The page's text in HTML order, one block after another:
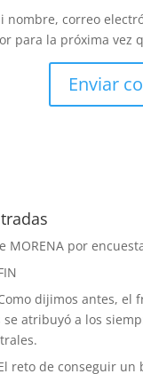
nombre, correo
para la próxima vez
MORENA por
dijimos antes, el
se atribuyó a los
reto de conseguir un